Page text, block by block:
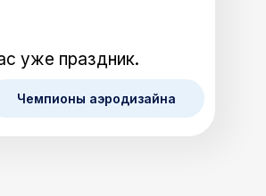
уже праздник.
Чемпионы аэродизайна